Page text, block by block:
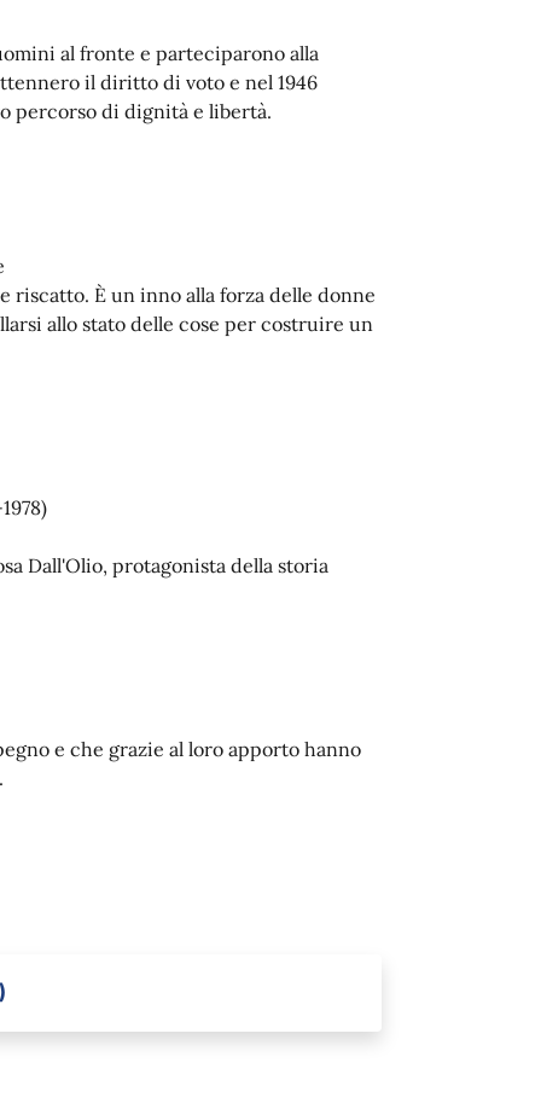
al fronte e parteciparono alla
il diritto di voto e nel 1946
percorso di dignità e libertà.
riscatto. È un inno alla forza delle donne
allo stato delle cose per costruire un
Dall'Olio, protagonista della storia
e che grazie al loro apporto hanno